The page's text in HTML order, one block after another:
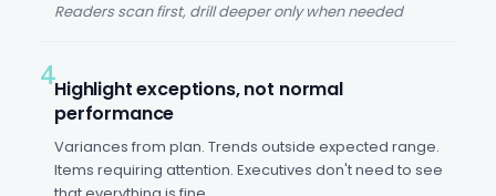
Readers scan first, drill deeper only when needed
4Highlight exceptions, not normal
performance
Variances from plan. Trends outside expected range.
Items requiring attention. Executives don't need to see